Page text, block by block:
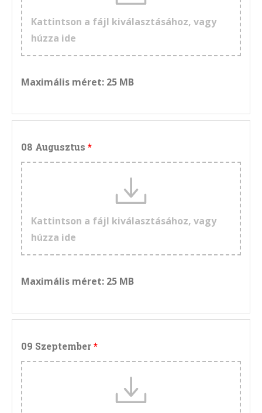
Kattintson a fájl kiválasztásához, vagy
húzza ide
Maximális méret: 25 MB
08 Augusztus
Kattintson a fájl kiválasztásához, vagy
húzza ide
Maximális méret: 25 MB
09 Szeptember